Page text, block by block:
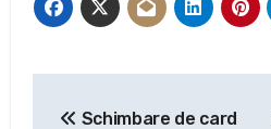
Schimbare de card